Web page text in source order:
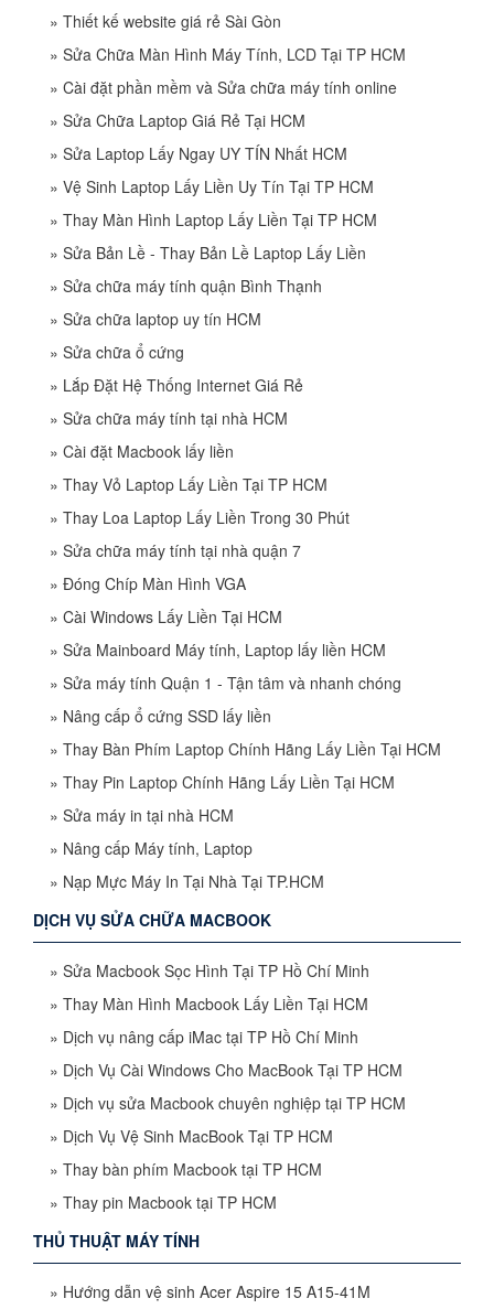
» Thiết kế website giá rẻ Sài Gòn
» Sửa Chữa Màn Hình Máy Tính, LCD Tại TP HCM
» Cài đặt phần mềm và Sửa chữa máy tính online
» Sửa Chữa Laptop Giá Rẻ Tại HCM
» Sửa Laptop Lấy Ngay UY TÍN Nhất HCM
» Vệ Sinh Laptop Lấy Liền Uy Tín Tại TP HCM
» Thay Màn Hình Laptop Lấy Liền Tại TP HCM
» Sửa Bản Lề - Thay Bản Lề Laptop Lấy Liền
» Sửa chữa máy tính quận Bình Thạnh
» Sửa chữa laptop uy tín HCM
» Sửa chữa ổ cứng
» Lắp Đặt Hệ Thống Internet Giá Rẻ
» Sửa chữa máy tính tại nhà HCM
» Cài đặt Macbook lấy liền
» Thay Vỏ Laptop Lấy Liền Tại TP HCM
» Thay Loa Laptop Lấy Liền Trong 30 Phút
» Sửa chữa máy tính tại nhà quận 7
» Đóng Chíp Màn Hình VGA
» Cài Windows Lấy Liền Tại HCM
» Sửa Mainboard Máy tính, Laptop lấy liền HCM
» Sửa máy tính Quận 1 - Tận tâm và nhanh chóng
» Nâng cấp ổ cứng SSD lấy liền
» Thay Bàn Phím Laptop Chính Hãng Lấy Liền Tại HCM
» Thay Pin Laptop Chính Hãng Lấy Liền Tại HCM
» Sửa máy in tại nhà HCM
» Nâng cấp Máy tính, Laptop
» Nạp Mực Máy In Tại Nhà Tại TP.HCM
DỊCH VỤ SỬA CHỮA MACBOOK
» Sửa Macbook Sọc Hình Tại TP Hồ Chí Minh
» Thay Màn Hình Macbook Lấy Liền Tại HCM
» Dịch vụ nâng cấp iMac tại TP Hồ Chí Minh
» Dịch Vụ Cài Windows Cho MacBook Tại TP HCM
» Dịch vụ sửa Macbook chuyên nghiệp tại TP HCM
» Dịch Vụ Vệ Sinh MacBook Tại TP HCM
» Thay bàn phím Macbook tại TP HCM
» Thay pin Macbook tại TP HCM
THỦ THUẬT MÁY TÍNH
» Hướng dẫn vệ sinh Acer Aspire 15 A15-41M